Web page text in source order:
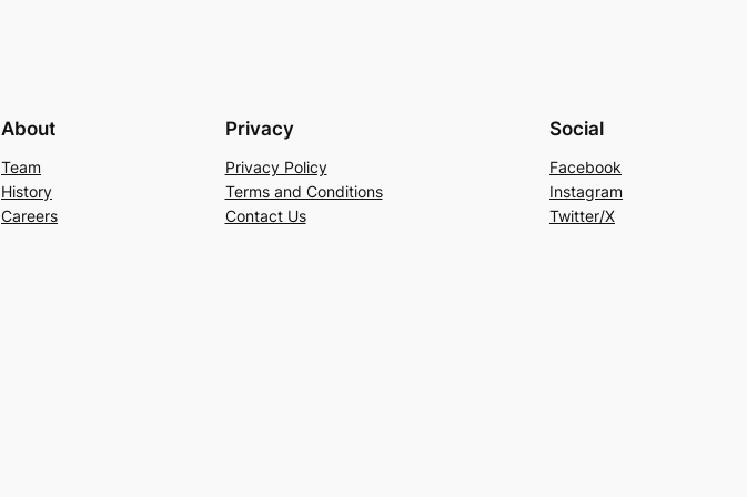
About
Team
History
Careers
Privacy
Privacy Policy
Terms and Conditions
Contact Us
Social
Facebook
Instagram
Twitter/X